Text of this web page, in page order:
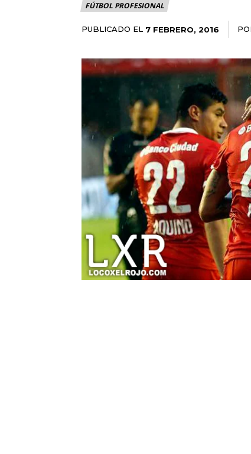
FÚTBOL PROFESIONAL
PUBLICADO EL 7 FEBRERO, 2016